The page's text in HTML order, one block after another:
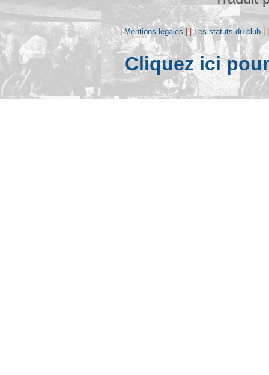
|Mentions légales|-|Les statuts du club
Cliquez ici